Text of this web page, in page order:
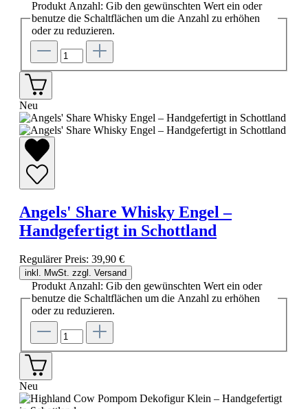
Produkt Anzahl: Gib den gewünschten Wert ein oder
benutze die Schaltflächen um die Anzahl zu erhöhen
oder zu reduzieren.
Neu
Angels' Share Whisky Engel –
Handgefertigt in Schottland
Regulärer Preis: 39,90 €
inkl. MwSt. zzgl. Versand
Produkt Anzahl: Gib den gewünschten Wert ein oder
benutze die Schaltflächen um die Anzahl zu erhöhen
oder zu reduzieren.
Neu